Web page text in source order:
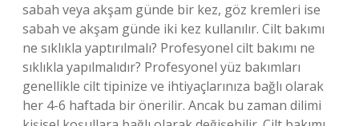
sabah veya akşam günde bir kez, göz kremleri ise
sabah ve akşam günde iki kez kullanılır. Cilt bakımı
ne sıklıkla yaptırılmalı? Profesyonel cilt bakımı ne
sıklıkla yapılmalıdır? Profesyonel yüz bakımları
genellikle cilt tipinize ve ihtiyaçlarınıza bağlı olarak
her 4-6 haftada bir önerilir. Ancak bu zaman dilimi